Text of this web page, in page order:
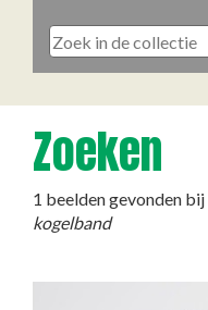
Zoeken
1 beelden gevonden bij
kogelband